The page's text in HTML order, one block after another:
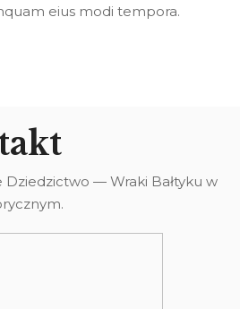
eius modi tempora.
Dziedzictwo — Wraki Bałtyku w